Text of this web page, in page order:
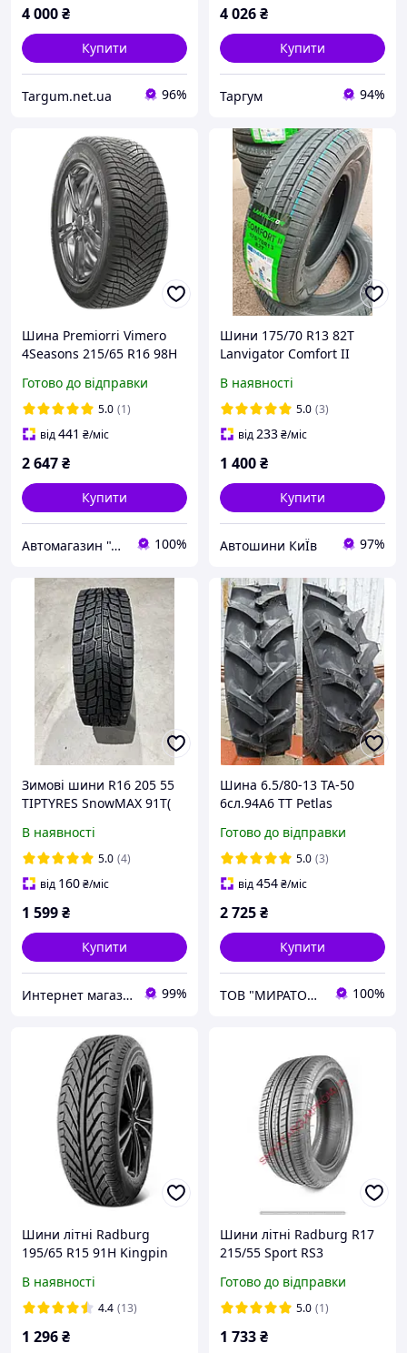
4 000₴
Купити
Targum.net.ua 96%
4 026₴
Купити
Таргум 94%
Шина Premiorri Vimero
4Seasons 215/65 R16 98H
Готово до відправки
5.0 (1)
від441 ₴/міс
2 647₴
Купити
Автомагазин "Діксон" 100%
Шини 175/70 R13 82Т
Lanvigator Comfort II
В наявності
5.0 (3)
від233₴/міс
1 400₴
Купити
Автошини КиЇв 97%
Зимові шини R16 205 55
TIPTYRES SnowMAX 91T(
В наявності
5.0 (4)
від 160₴/міс
1 599₴
Купити
Интернет магазин Мастер Шин 99%
Шинa 6.5/80-13 TA-50
6сл.94A6 TT Petlas
Готово до відправки
5.0 (3)
від454₴/міс
2 725₴
Купити
ТОВ "МИРАТОРГ-ГРУП" 100%
Шини літні Radburg
195/65 R15 91H Kingpin
В наявності
4.4 (13)
1 296₴
Шини літні Radburg R17
215/55 Sport RS3
Готово до відправки
5.0 (1)
1 733₴